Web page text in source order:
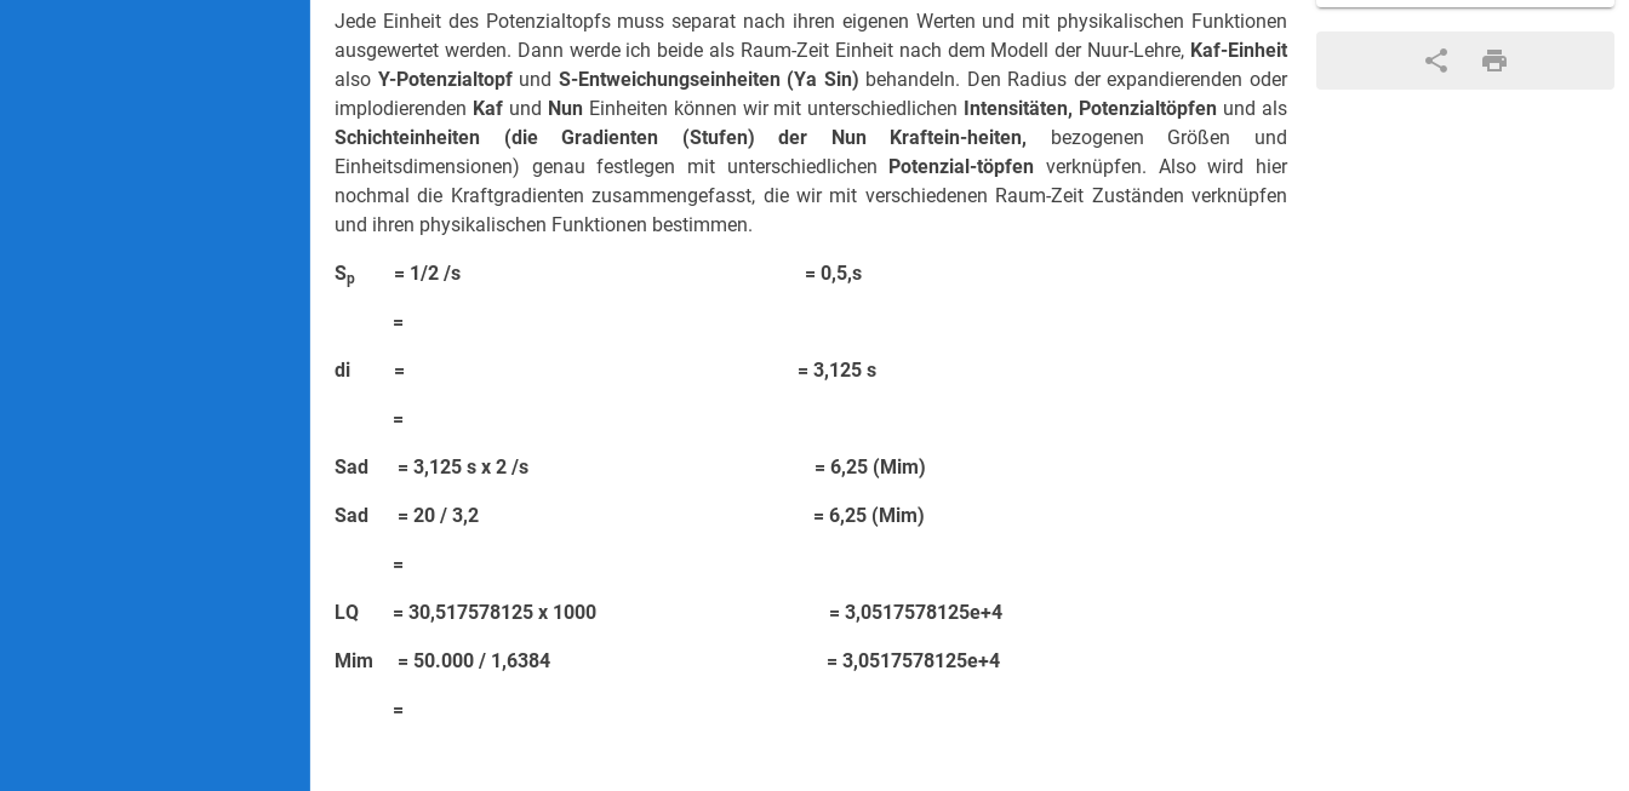
Jede Einheit des Potenzialtopfs muss separat nach ihren eigenen Werten und mit physikalischen Funktionen
ausgewertet werden. Dann werde ich beide als Raum-Zeit Einheit nach dem Modell der Nuur-Lehre, Kaf-Einheit
also Y-Potenzialtopf und S-Entweichungseinheiten (Ya Sin) behandeln. Den Radius der expandierenden oder
implodierenden Kafund NunEinheiten können wir mit unterschiedlichen Intensitäten, Potenzialtöpfen und als
Schichteinheiten (die Gradienten (Stufen) der Nun Kraftein-heiten, bezogenen Größen und
Einheitsdimensionen) genau festlegen mit unterschiedlichen Potenzial-töpfenverknüpfen. Also wird hier
nochmal die Kraftgradienten zusammengefasst, die wir mit verschiedenen Raum-Zeit Zuständen verknüpfen
und ihren physikalischen Funktionen bestimmen.
Sp = 1/2 /s = 0,5,s
=
di = = 3,125 s
=
Sad = 3,125 s x 2 /s = 6,25 (Mim)
Sad = 20 / 3,2 = 6,25 (Mim)
=
LQ = 30,517578125 x 1000 = 3,0517578125e+4
Mim = 50.000 / 1,6384 = 3,0517578125e+4
=